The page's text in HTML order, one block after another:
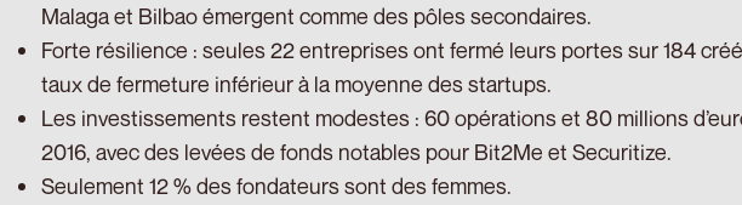
Malaga et Bilbao émergent comme des pôles secondaires.
Forte résilience : seules 22 entreprises ont fermé leurs portes sur 184
taux de fermeture inférieur à la moyenne des startups.
Les investissements restent modestes : 60 opérations et 80 millions
2016, avec des levées de fonds notables pour Bit2Me et Securitize.
Seulement 12 % des fondateurs sont des femmes.